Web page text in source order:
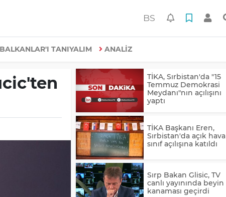
BS
BALKANLAR'I TANIYALIM ANALİZ
TİKA, Sırbistan'da "15
Temmuz Demokrasi
Meydanı"nın açılışını
yaptı
TİKA Başkanı Eren,
Sırbistan'da açık hava
sınıf açılışına katıldı
Sırp Bakan Glisic, TV
canlı yayınında beyin
kanaması geçirdi